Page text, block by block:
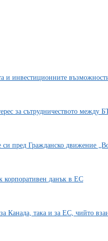
и инвестиционните
за сътрудничеството
пред Гражданско движение
корпоративен данък в ЕС
Канада, така и за ЕС, чийто